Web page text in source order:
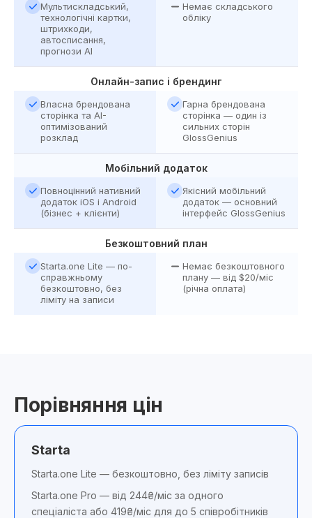
Мультискладський,
технологічні картки,
штрихкоди,
автосписання,
прогнози AI
Немає складського
обліку
Онлайн-запис і брендинг
Власна брендована
сторінка та AI-
оптимізований
розклад
Гарна брендована
сторінка — один із
сильних сторін
GlossGenius
Мобільний додаток
Повноцінний нативний
додаток iOS і Android
(бізнес + клієнти)
Якісний мобільний
додаток — основний
інтерфейс GlossGenius
Безкоштовний план
Starta.one Lite — по-
справжньому
безкоштовно, без
ліміту на записи
Немає безкоштовного
плану — від $20/міс
(річна оплата)
Порівняння цін
Starta
Starta.one Lite — безкоштовно, без ліміту записів
Starta.one Pro — від 244₴/міс за одного
спеціаліста або 419₴/міс для до 5 співробітників